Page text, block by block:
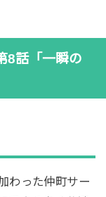
8話「一瞬の
わった仲町サー